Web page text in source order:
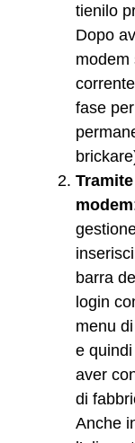
tienilo
Dopo
modem
fase
modem
barra
login
menu
e quindi
aver
di
Anche